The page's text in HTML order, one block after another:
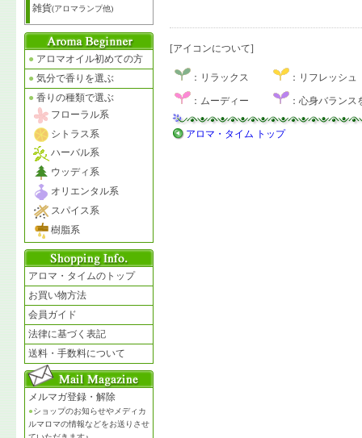
雑貨(アロマランプ他)
● アロマオイル初めての方
● 気分で香りを選ぶ
● 香りの種類で選ぶ
フローラル系
シトラス系
ハーバル系
ウッディ系
オリエンタル系
スパイス系
樹脂系
アロマ・タイムのトップ
お買い物方法
会員ガイド
法律に基づく表記
送料・手数料について
メルマガ登録・解除
●ショップのお知らせやメディカ
ルマロマの情報などをお送りさせ
[アイコンについて]
：リラックス ：リフレッシュ
：ムーディー ：心身バランス
アロマ・タイム トップ